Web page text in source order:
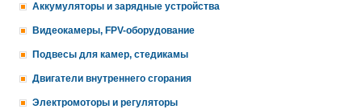
Аккумуляторы и зарядные устройства
Видеокамеры, FPV-оборудование
Подвесы для камер, стедикамы
Двигатели внутреннего сгорания
Электромоторы и регуляторы